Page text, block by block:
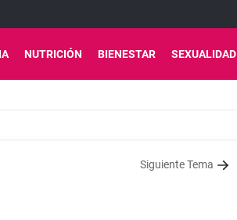
NUTRICIÓN BIENESTAR SEXUALIDAD
Siguiente Tema